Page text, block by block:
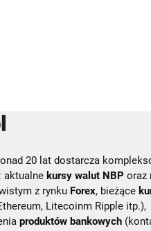
20 lat dostarcza
aktualne kursy walut NBP oraz
z rynku Forex, bieżące
Litecoinm Ripple itp.),
produktów bankowych